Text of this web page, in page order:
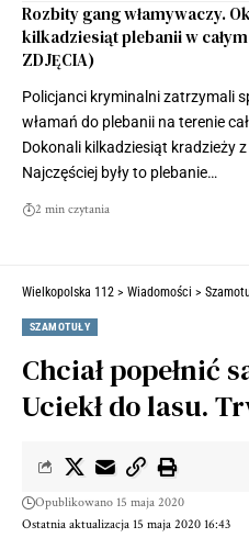
Rozbity gang włamywaczy.
kilkadziesiąt plebanii w
ZDJĘCIA)
Policjanci kryminalni zatrzymali
włamań do plebanii na terenie
Dokonali kilkadziesiąt kradzieży
Najczęściej były to plebanie…
2 min czytania
Wielkopolska 112 > Wiadomości >
SZAMOTUŁY
Chciał popełnić
Uciekł do lasu.
Ostatnia aktualizacja 15 maja 2020 16:43
Opublikowano 15 maja 2020